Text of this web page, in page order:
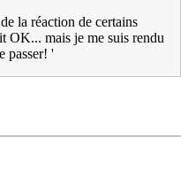
la réaction de certains
OK... mais je me suis rendu
passer! '